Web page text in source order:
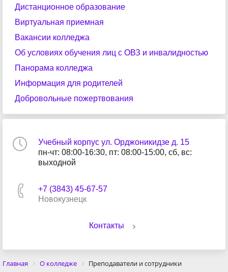
Дистанционное образование
Виртуальная приемная
Вакансии колледжа
Об условиях обучения лиц с ОВЗ и инвалидностью
Панорама колледжа
Информация для родителей
Добровольные пожертвования
Учебный корпус ул. Орджоникидзе д. 15
пн-чт: 08:00-16:30, пт: 08:00-15:00, сб, вс:
выходной
+7 (3843) 45-67-57
Новокузнецк
Контакты
Главная О колледже Преподаватели и сотрудники